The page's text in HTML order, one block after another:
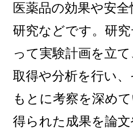
医薬品の効果や安
研究などです。研
って実験計画を立
取得や分析を行い
もとに考察を深めて
得られた成果を論